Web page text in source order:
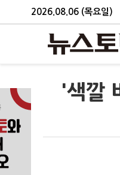
2026.08.06 (목요일)
'색깔